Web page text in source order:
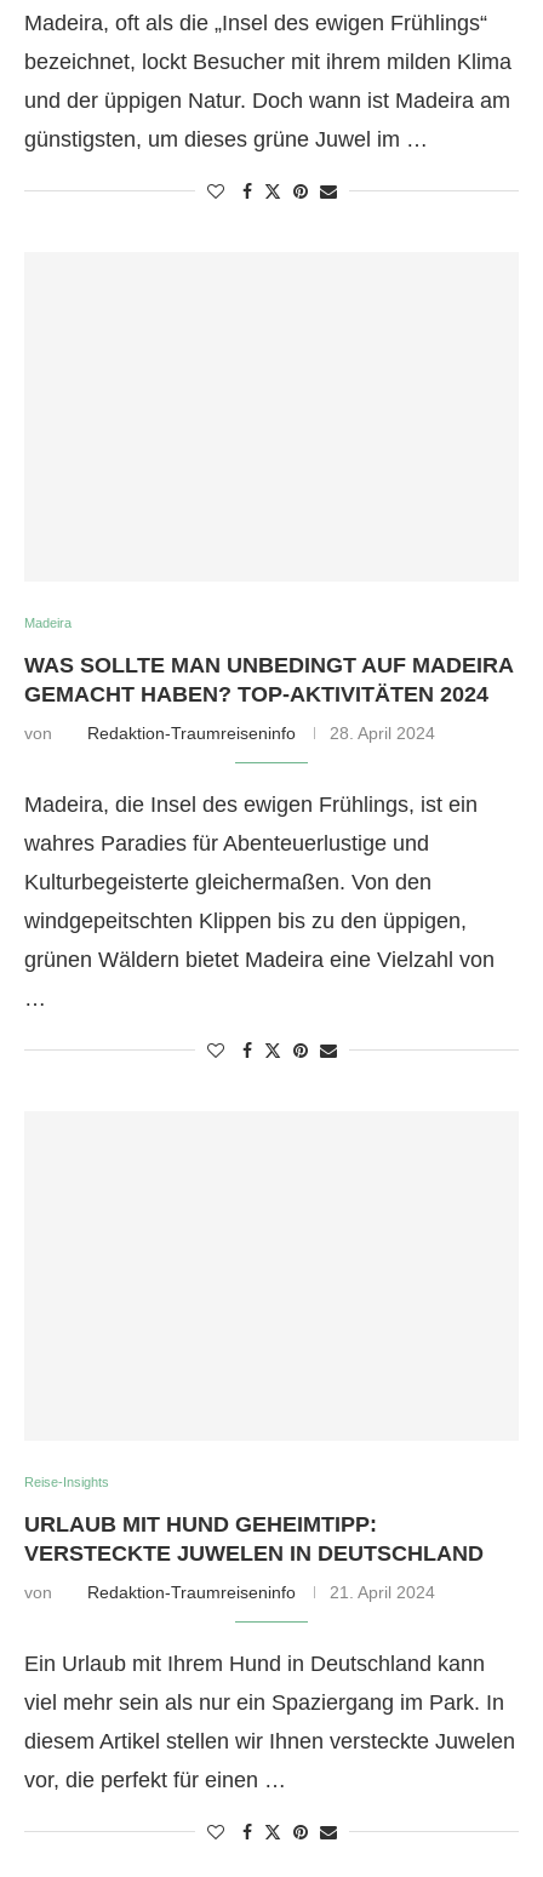
Madeira, oft als die „Insel des ewigen Frühlings“
bezeichnet, lockt Besucher mit ihrem milden Klima
und der üppigen Natur. Doch wann ist Madeira am
günstigsten, um dieses grüne Juwel im …
Madeira
WAS SOLLTE MAN UNBEDINGT AUF MADEIRA
GEMACHT HABEN? TOP-AKTIVITÄTEN 2024
von Redaktion-Traumreiseninfo 28. April 2024
Madeira, die Insel des ewigen Frühlings, ist ein
wahres Paradies für Abenteuerlustige und
Kulturbegeisterte gleichermaßen. Von den
windgepeitschten Klippen bis zu den üppigen,
grünen Wäldern bietet Madeira eine Vielzahl von
…
Reise-Insights
URLAUB MIT HUND GEHEIMTIPP:
VERSTECKTE JUWELEN IN DEUTSCHLAND
von Redaktion-Traumreiseninfo 21. April 2024
Ein Urlaub mit Ihrem Hund in Deutschland kann
viel mehr sein als nur ein Spaziergang im Park. In
diesem Artikel stellen wir Ihnen versteckte Juwelen
vor, die perfekt für einen …